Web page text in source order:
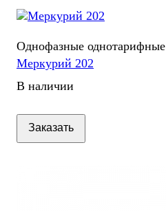
Однофазные однотарифные
Меркурий 202
В наличии
Заказать